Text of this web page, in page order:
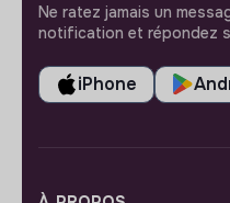
Ne ratez jamais un
notification et répondez
iPhone